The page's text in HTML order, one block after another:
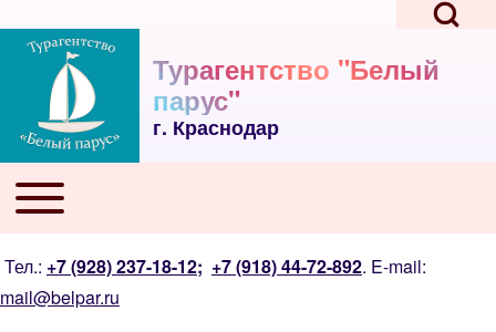
Поиск
Турагентство "Белый
парус"
г. Краснодар
Основная навигация
Toggle main menu
Тел.: +7 (928) 237-18-12; +7 (918) 44-72-892. E-mail:
mail@belpar.ru